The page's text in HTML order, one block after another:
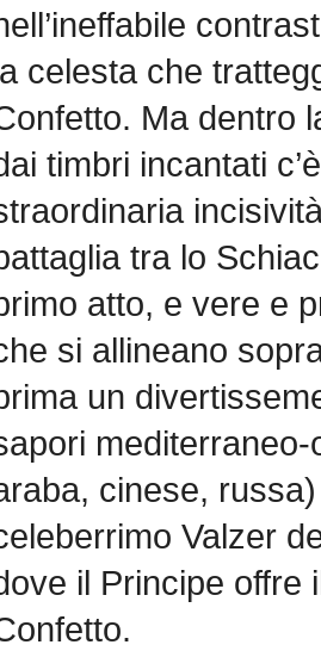
celesta che
Ma dentro
timbri incantati
tra lo
atto, e vere e
si allineano
un
cinese,
Valzer
il Principe offre